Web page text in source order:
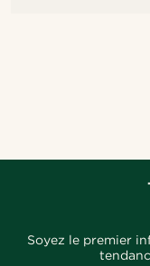
Soyez le premier